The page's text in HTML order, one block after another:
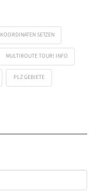
KOORDINATEN SETZEN
MULTIROUTE TOUR! INFO
PLZ GEBIETE